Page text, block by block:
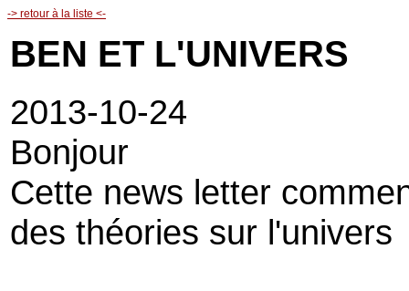
-> retour à la liste <-
BEN ET L'UNIVERS
2013-10-24
Bonjour
Cette news letter
des théories sur l'univers